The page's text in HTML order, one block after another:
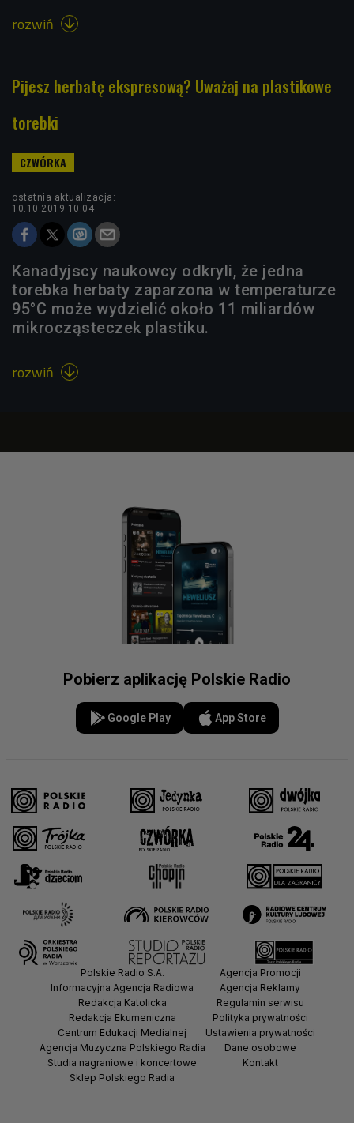
rozwiń 
Pijesz herbatę ekspresową? Uważaj na plastikowe
torebki
ostatnia aktualizacja:
10.10.2019 10:04
Kanadyjscy naukowcy odkryli, że jedna
torebka herbaty zaparzona w temperaturze
95°C może wydzielić około 11 miliardów
mikrocząsteczek plastiku.
rozwiń 
Pobierz aplikację Polskie Radio
Google Play App Store
Polskie Radio S.A.
Informacyjna Agencja Radiowa
Redakcja Katolicka
Redakcja Ekumeniczna
Centrum Edukacji Medialnej
Agencja Muzyczna Polskiego Radia
Studia nagraniowe i koncertowe
Sklep Polskiego Radia
Agencja Promocji
Agencja Reklamy
Regulamin serwisu
Polityka prywatności
Ustawienia prywatności
Dane osobowe
Kontakt